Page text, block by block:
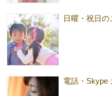
日曜・祝日
電話・Skype